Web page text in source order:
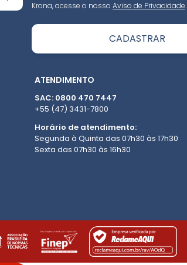
Krona, acesse o nosso Aviso de Privacidade.
ATENDIMENTO
SAC: 0800 470 7447
+55 (47) 3431-7800
Horário de atendimento:
Segunda à Quinta das 07h30 às 17h30
Sexta das 07h30 às 16h30